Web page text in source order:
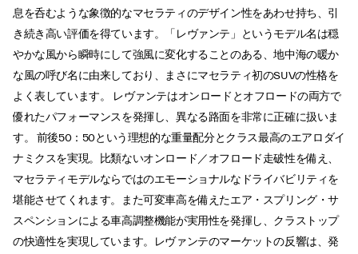
息を呑むような象徴的なマセラティのデザイン性をあわせ持ち、引
き続き高い評価を得ています。「レヴァンテ」というモデル名は穏
やかな風から瞬時にして強風に変化することのある、地中海の暖か
な風の呼び名に由来しており、まさにマセラティ初のSUVの性格を
よく表しています。 レヴァンテはオンロードとオフロードの両方で
優れたパフォーマンスを発揮し、異なる路面を非常に正確に扱いま
す。 前後50：50という理想的な重量配分とクラス最高のエアロダイ
ナミクスを実現。比類ないオンロード／オフロード走破性を備え、
マセラティモデルならではのエモーショナルなドライバビリティを
堪能させてくれます。また可変車高を備えたエア・スプリング・サ
スペンションによる車高調整機能が実用性を発揮し、クラストップ
の快適性を実現しています。レヴァンテのマーケットの反響は、発